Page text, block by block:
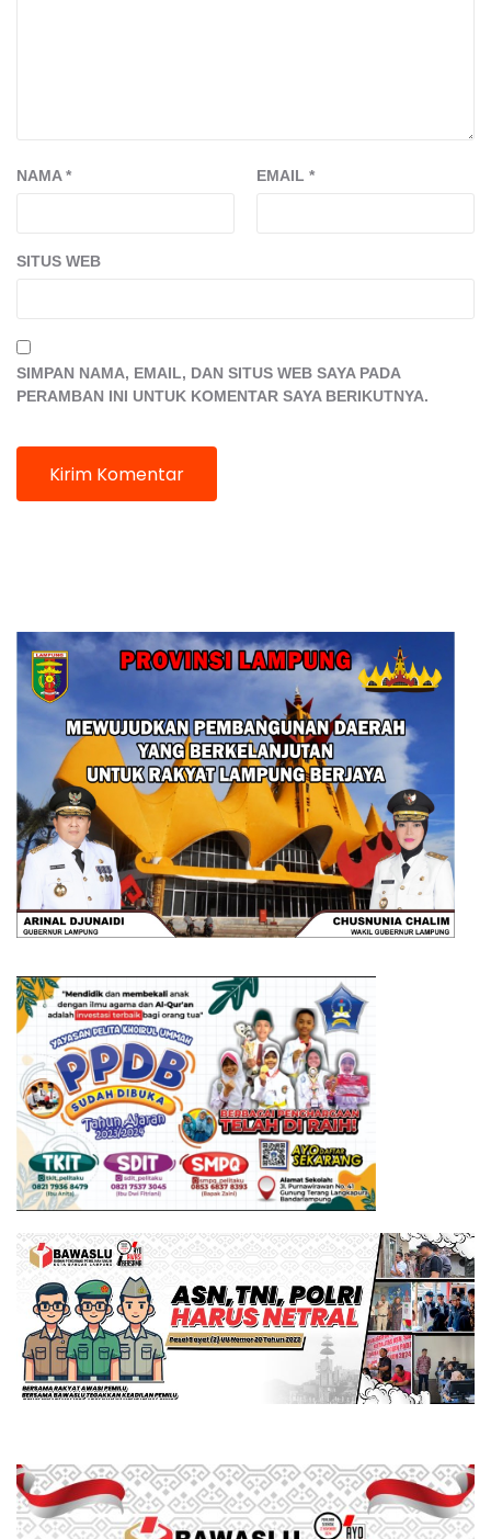
NAMA* EMAIL *
SITUS WEB
SIMPAN NAMA, EMAIL, DAN SITUS WEB SAYA PADA
PERAMBAN INI UNTUK KOMENTAR SAYA BERIKUTNYA.